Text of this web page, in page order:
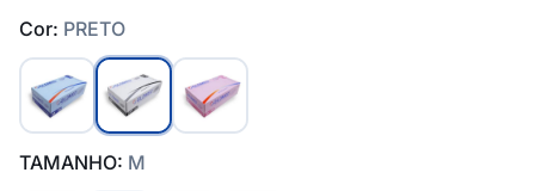
Cor: PRETO
TAMANHO: M